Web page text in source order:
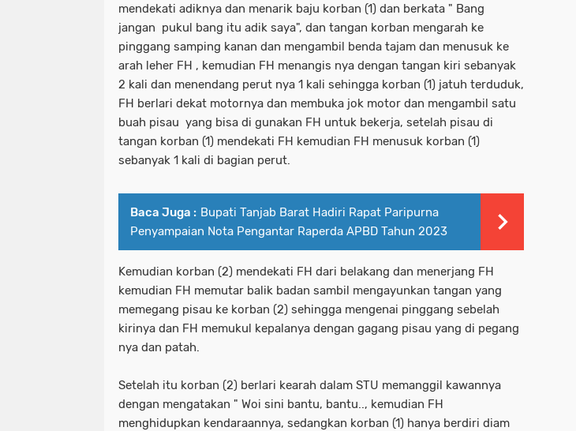
mendekati adiknya dan menarik baju korban (1) dan berkata " Bang
jangan pukul bang itu adik saya", dan tangan korban mengarah ke
pinggang samping kanan dan mengambil benda tajam dan menusuk ke
arah leher FH , kemudian FH menangis nya dengan tangan kiri sebanyak
2 kali dan menendang perut nya 1 kali sehingga korban (1) jatuh terduduk,
FH berlari dekat motornya dan membuka jok motor dan mengambil satu
buah pisau yang bisa di gunakan FH untuk bekerja, setelah pisau di
tangan korban (1) mendekati FH kemudian FH menusuk korban (1)
sebanyak 1 kali di bagian perut.
Baca Juga : Bupati Tanjab Barat Hadiri Rapat Paripurna
Penyampaian Nota Pengantar Raperda APBD Tahun 2023
Kemudian korban (2) mendekati FH dari belakang dan menerjang FH
kemudian FH memutar balik badan sambil mengayunkan tangan yang
memegang pisau ke korban (2) sehingga mengenai pinggang sebelah
kirinya dan FH memukul kepalanya dengan gagang pisau yang di pegang
nya dan patah.
Setelah itu korban (2) berlari kearah dalam STU memanggil kawannya
dengan mengatakan " Woi sini bantu, bantu.., kemudian FH
menghidupkan kendaraannya, sedangkan korban (1) hanya berdiri diam